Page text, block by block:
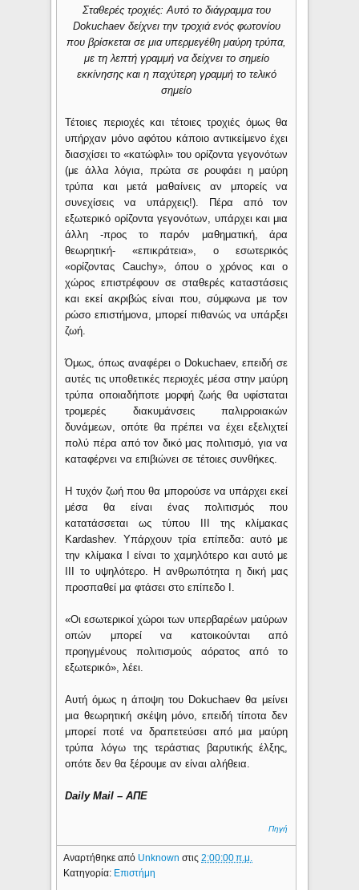
Σταθερές τροχιές: Αυτό το διάγραμμα του
Dokuchaev δείχνει την τροχιά ενός φωτονίου
που βρίσκεται σε μια υπερμεγέθη μαύρη τρύπα,
με τη λεπτή γραμμή να δείχνει το σημείο
εκκίνησης και η παχύτερη γραμμή το τελικό
σημείο
Τέτοιες περιοχές και τέτοιες τροχιές όμως θα
υπήρχαν μόνο αφότου κάποιο αντικείμενο έχει
διασχίσει το «κατώφλι» του ορίζοντα γεγονότων
(με άλλα λόγια, πρώτα σε ρουφάει η μαύρη
τρύπα και μετά μαθαίνεις αν μπορείς να
συνεχίσεις να υπάρχεις!). Πέρα από τον
εξωτερικό ορίζοντα γεγονότων, υπάρχει και μια
άλλη -προς το παρόν μαθηματική, άρα
θεωρητική- «επικράτεια», ο εσωτερικός
«ορίζοντας Cauchy», όπου ο χρόνος και ο
χώρος επιστρέφουν σε σταθερές καταστάσεις
και εκεί ακριβώς είναι που, σύμφωνα με τον
ρώσο επιστήμονα, μπορεί πιθανώς να υπάρξει
ζωή.
Όμως, όπως αναφέρει ο Dokuchaev, επειδή σε
αυτές τις υποθετικές περιοχές μέσα στην μαύρη
τρύπα οποιαδήποτε μορφή ζωής θα υφίσταται
τρομερές διακυμάνσεις παλιρροιακών
δυνάμεων, οπότε θα πρέπει να έχει εξελιχτεί
πολύ πέρα από τον δικό μας πολιτισμό, για να
καταφέρνει να επιβιώνει σε τέτοιες συνθήκες.
Η τυχόν ζωή που θα μπορούσε να υπάρχει εκεί
μέσα θα είναι ένας πολιτισμός που
κατατάσσεται ως τύπου ΙΙΙ της κλίμακας
Kardashev. Υπάρχουν τρία επίπεδα: αυτό με
την κλίμακα Ι είναι το χαμηλότερο και αυτό με
ΙΙΙ το υψηλότερο. Η ανθρωπότητα η δική μας
προσπαθεί μα φτάσει στο επίπεδο Ι.
«Οι εσωτερικοί χώροι των υπερβαρέων μαύρων
οπών μπορεί να κατοικούνται από
προηγμένους πολιτισμούς αόρατος από το
εξωτερικό», λέει.
Αυτή όμως η άποψη του Dokuchaev θα μείνει
μια θεωρητική σκέψη μόνο, επειδή τίποτα δεν
μπορεί ποτέ να δραπετεύσει από μια μαύρη
τρύπα λόγω της τεράστιας βαρυτικής έλξης,
οπότε δεν θα ξέρουμε αν είναι αλήθεια.
Daily Mail – ΑΠΕ
Πηγή
Αναρτήθηκε από Unknownστις2:00:00 π.μ.
Κατηγορία: Επιστήμη